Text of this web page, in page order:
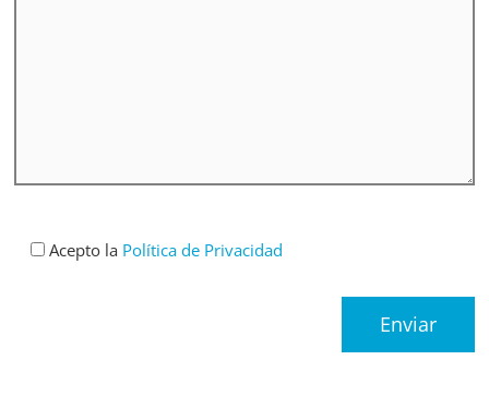
Acepto la Política de Privacidad